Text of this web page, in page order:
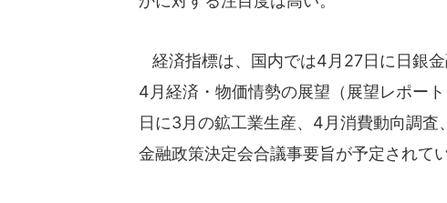
経済指標は、国内では4月27日に日銀
4月経済・物価情勢の展望（展望レポー
日に3月の鉱工業生産、4月消費動向調
金融政策決定会合議事要旨が予定されてい